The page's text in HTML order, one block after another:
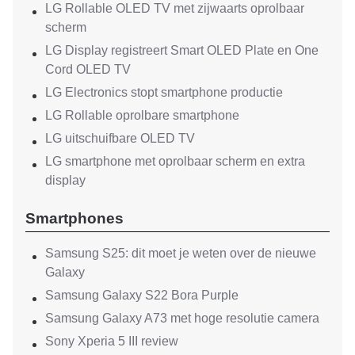
LG Rollable OLED TV met zijwaarts oprolbaar
scherm
LG Display registreert Smart OLED Plate en One
Cord OLED TV
LG Electronics stopt smartphone productie
LG Rollable oprolbare smartphone
LG uitschuifbare OLED TV
LG smartphone met oprolbaar scherm en extra
display
Smartphones
Samsung S25: dit moet je weten over de nieuwe
Galaxy
Samsung Galaxy S22 Bora Purple
Samsung Galaxy A73 met hoge resolutie camera
Sony Xperia 5 III review